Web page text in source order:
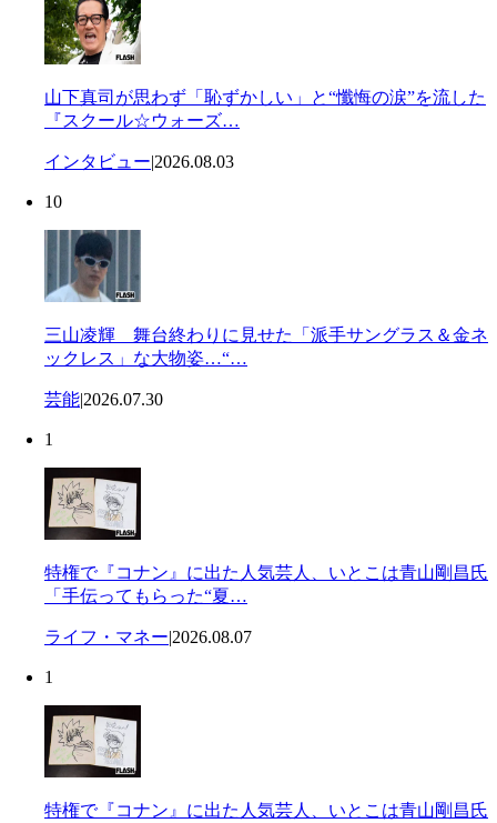
山下真司が思わず「恥ずかしい」と“懺悔の涙”を流した
『スクール☆ウォーズ…
インタビュー|2026.08.03
10
三山凌輝 舞台終わりに見せた「派手サングラス＆金ネ
ックレス」な大物姿…“…
芸能|2026.07.30
1
特権で『コナン』に出た人気芸人、いとこは青山剛昌氏
「手伝ってもらった“夏…
ライフ・マネー|2026.08.07
1
特権で『コナン』に出た人気芸人、いとこは青山剛昌氏